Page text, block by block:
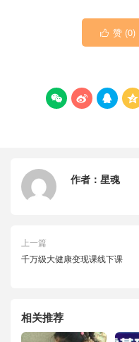
 赞 (0)
   
作者： 星魂
上一篇
千万级大健康变现课线下课
相关推荐